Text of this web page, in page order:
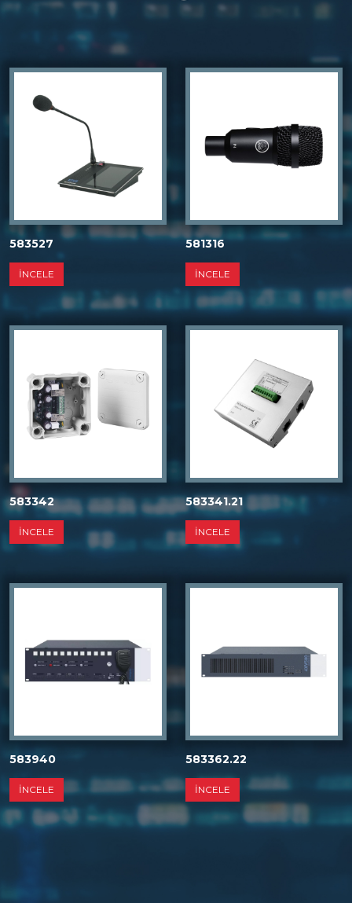
583527
İNCELE
581316
İNCELE
583342
İNCELE
583341.21
İNCELE
583940
İNCELE
583362.22
İNCELE